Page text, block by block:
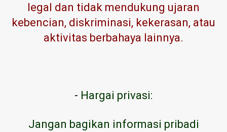
legal dan tidak mendukung ujaran
kebencian, diskriminasi, kekerasan, atau
aktivitas berbahaya lainnya.
- Hargai privasi:
Jangan bagikan informasi pribadi